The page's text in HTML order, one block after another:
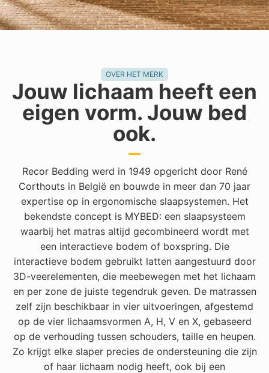
OVER HET MERK
Jouw lichaam heeft een
eigen vorm. Jouw bed
ook.
Recor Bedding werd in 1949 opgericht door René
Corthouts in België en bouwde in meer dan 70 jaar
expertise op in ergonomische slaapsystemen. Het
bekendste concept is MYBED: een slaapsysteem
waarbij het matras altijd gecombineerd wordt met
een interactieve bodem of boxspring. Die
interactieve bodem gebruikt latten aangestuurd door
3D-veerelementen, die meebewegen met het lichaam
en per zone de juiste tegendruk geven. De matrassen
zelf zijn beschikbaar in vier uitvoeringen, afgestemd
op de vier lichaamsvormen A, H, V en X, gebaseerd
op de verhouding tussen schouders, taille en heupen.
Zo krijgt elke slaper precies de ondersteuning die zijn
of haar lichaam nodig heeft, ook bij een